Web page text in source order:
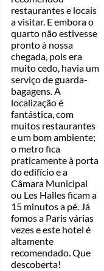
restaurantes e locais
a visitar. E embora o
quarto não estivesse
pronto à nossa
chegada, pois era
muito cedo, havia um
serviço de guarda-
bagagens. A
localização é
fantástica, com
muitos restaurantes
e um bom ambiente;
o metro fica
praticamente à porta
do edifício e a
Câmara Municipal
ou Les Halles ficam a
15 minutos a pé. Já
fomos a Paris várias
vezes e este hotel é
altamente
recomendado. Que
descoberta!